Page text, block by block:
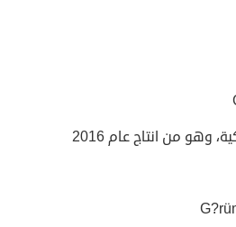
وهو من انتاج عام 2016